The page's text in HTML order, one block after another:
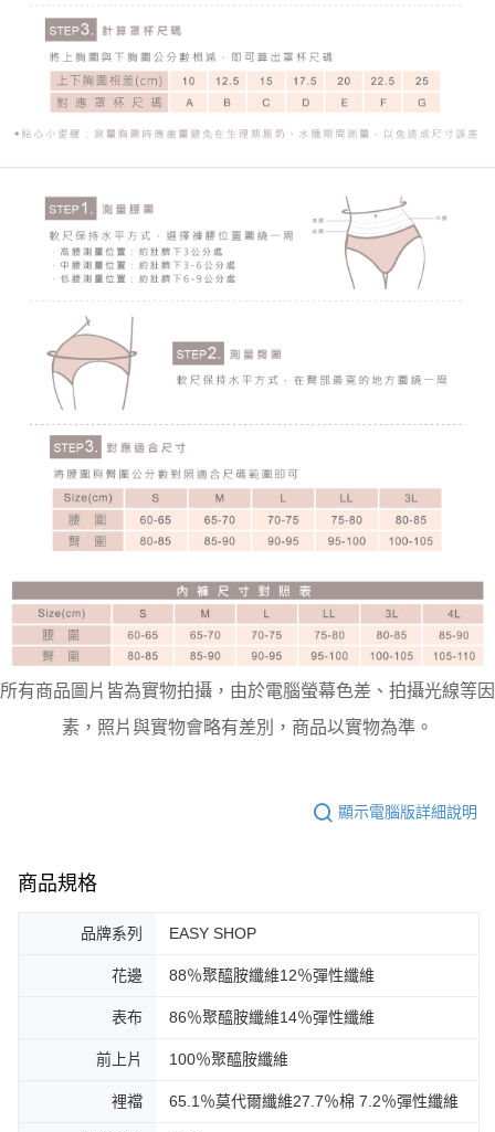
所有商品圖片皆為實物拍攝，由於電腦螢幕色差、拍攝光線等因
素，照片與實物會略有差別，商品以實物為準。
顯示電腦版詳細說明
商品規格
品牌系列 EASY SHOP
花邊 88％聚醯胺纖維12％彈性纖維
表布 86％聚醯胺纖維14％彈性纖維
前上片 100％聚醯胺纖維
裡襠 65.1％莫代爾纖維27.7％棉 7.2％彈性纖維